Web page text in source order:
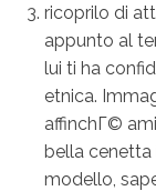
ricoprilo di
appunto al
lui ti ha
etnica.
affinchГ©
bella cenetta
modello,